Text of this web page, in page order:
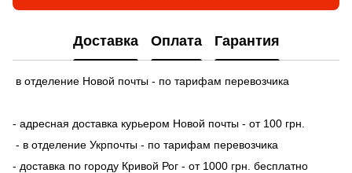
Доставка Оплата Гарантия
в отделение Новой почты - по тарифам перевозчика
- адресная доставка курьером Новой почты - от 100 грн.
- в отделение Укрпочты - по тарифам перевозчика
- доставка по городу Кривой Рог - от 1000 грн. бесплатно